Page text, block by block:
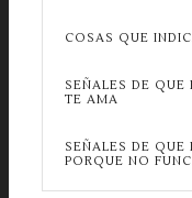
COSAS QUE
SEÑALES DE
TE AMA
SEÑALES DE QUE
PORQUE NO